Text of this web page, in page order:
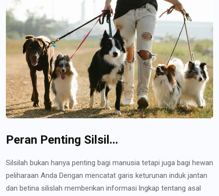
Peran Penting Silsil...
Silsilah bukan hanya penting bagi manusia tetapi juga bagi hewan
peliharaan Anda Dengan mencatat garis keturunan induk jantan
dan betina silislah memberikan informasi lngkap tentang asal